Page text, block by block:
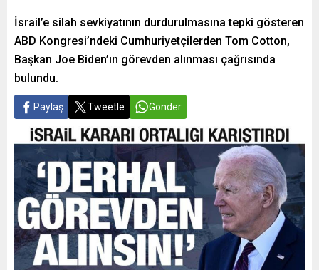
İsrail’e silah sevkiyatının durdurulmasına tepki gösteren
ABD Kongresi’ndeki Cumhuriyetçilerden Tom Cotton,
Başkan Joe Biden’ın görevden alınması çağrısında
bulundu.
Paylaş Tweetle Gönder